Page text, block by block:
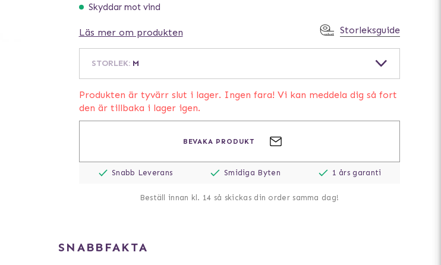
Skyddar mot vind
Läs mer om produkten Storleksguide
STORLEK: M
Produkten är tyvärr slut i lager. Ingen fara! Vi kan meddela dig så fort
den är tillbaka i lager igen.
BEVAKA PRODUKT
Snabb Leverans Smidiga Byten 1 års garanti
Beställ innan kl. 14 så skickas din order samma dag!
SNABBFAKTA